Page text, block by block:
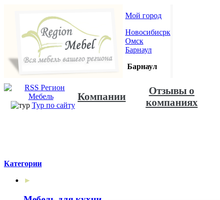
Мой город
Новосибисрк
Омск
Барнаул
Барнаул
Тур по сайту
Компании
Отзывы о
компаниях
Категории
►